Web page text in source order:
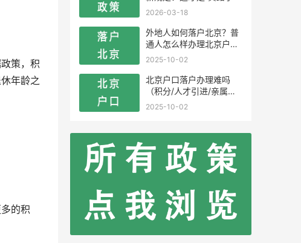
策，积
年龄之
的积
2026-03-18
外地人如何落户北京？普
通人怎么样办理北京户
口？
2025-10-02
北京户口落户办理难吗
（积分/人才引进/亲属投
靠）
2025-10-02